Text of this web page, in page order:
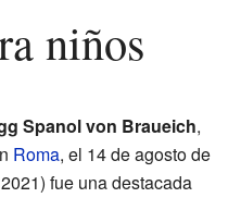
niños
Spanol von Braueich,
Roma, el 14 de agosto de
fue una destacada